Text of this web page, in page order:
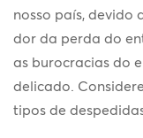
nosso país, devido
dor da perda do
as burocracias do
delicado.
tipos de